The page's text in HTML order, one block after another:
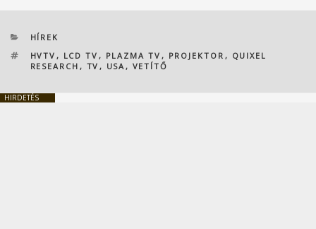
KATEGÓRIÁK
HÍREK
CÍMKÉK
HVTV , LCD TV , PLAZMA TV , PROJEKTOR , QUIXEL
RESEARCH , TV , USA, VETÍTŐ
HIRDETÉS